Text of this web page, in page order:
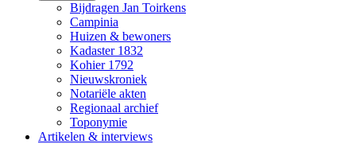
Bijdragen Jan Toirkens
Campinia
Huizen & bewoners
Kadaster 1832
Kohier 1792
Nieuwskroniek
Notariële akten
Regionaal archief
Toponymie
Artikelen & interviews